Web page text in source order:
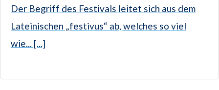
Der Begriff des Festivals leitet sich aus dem
Lateinischen „festivus“ ab, welches so viel
wie... [...]